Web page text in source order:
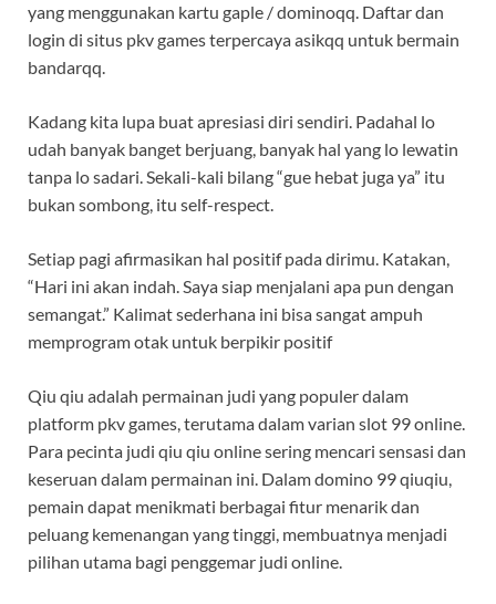
yang menggunakan kartu gaple / dominoqq. Daftar dan
login di situs pkv games terpercaya asikqq untuk bermain
bandarqq.
Kadang kita lupa buat apresiasi diri sendiri. Padahal lo
udah banyak banget berjuang, banyak hal yang lo lewatin
tanpa lo sadari. Sekali-kali bilang “gue hebat juga ya” itu
bukan sombong, itu self-respect.
Setiap pagi afirmasikan hal positif pada dirimu. Katakan,
“Hari ini akan indah. Saya siap menjalani apa pun dengan
semangat.” Kalimat sederhana ini bisa sangat ampuh
memprogram otak untuk berpikir positif
Qiu qiu adalah permainan judi yang populer dalam
platform pkv games, terutama dalam varian slot 99 online.
Para pecinta judi qiu qiu online sering mencari sensasi dan
keseruan dalam permainan ini. Dalam domino 99 qiuqiu,
pemain dapat menikmati berbagai fitur menarik dan
peluang kemenangan yang tinggi, membuatnya menjadi
pilihan utama bagi penggemar judi online.